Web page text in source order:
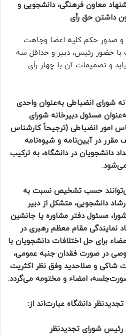
معاون فرهنگی، دانشجویی و
داشتن حق رأی
و صدور حکم کلیه اعضا وجاهت
با حضور رئیس، دبیر و حداقل سه
و تصمیمات آن با چهار رأی
شورای انضباطی به‌عنوان واحدی
مسئول دبیرخانه شورای
امور انضباطی (ترجیحاً کارشناس
مقرر در آیین‌نامه و شیوه‌نامه
دانشجویان در دانشگاه، به ترکیب
می‌شود.
می‌توانند حسب تشخیص نسبت به
دانشجویی، متشکل از دبیر
مسئول دفتر مشاوره یا جانشین
نمایندگی مقام معظم رهبری در
برای حل اختلافات دانشجویان با
در صورت فقدان جنبه عمومی،
شاکی و صلاحدید وفق نظر اکثریت
امضاء و مختومه می‌گردد.
دانشگاه عبارت‌اند از:
رئیس شورای تجدیدنظر